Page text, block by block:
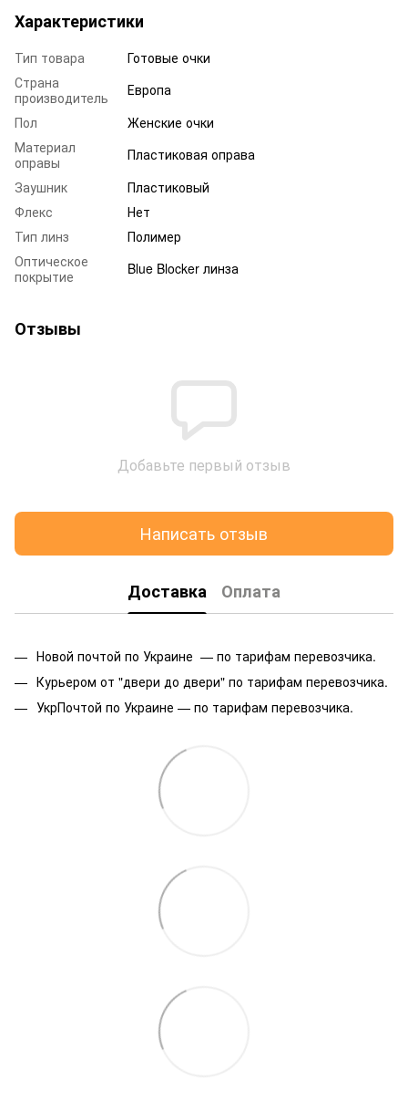
Характеристики
Тип товара
Готовые очки
Страна
производитель
Европа
Пол
Женские очки
Материал
оправы
Пластиковая оправа
Заушник
Пластиковый
Флекс
Нет
Тип линз
Полимер
Оптическое
покрытие
Blue Blocker линза
Отзывы
Добавьте первый отзыв
Написать отзыв
Доставка Оплата
Новой почтой по Украине — по тарифам перевозчика.
Курьером от "двери до двери" по тарифам перевозчика.
УкрПочтой по Украине — по тарифам перевозчика.